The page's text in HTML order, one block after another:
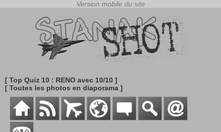
[ Top Quiz 10 : RENO avec 10/10 ]
[ Toutes les photos en diaporama ]